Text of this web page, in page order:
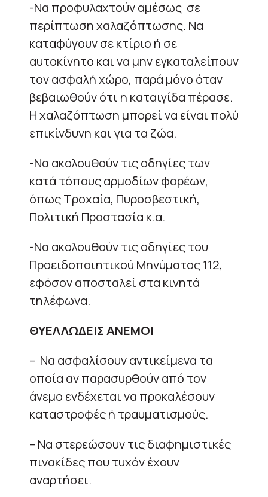
-Να προφυλαχτούν αμέσως σε
περίπτωση χαλαζόπτωσης. Να
καταφύγουν σε κτίριο ή σε
αυτοκίνητο και να μην εγκαταλείπουν
τον ασφαλή χώρο, παρά μόνο όταν
βεβαιωθούν ότι η καταιγίδα πέρασε.
Η χαλαζόπτωση μπορεί να είναι πολύ
επικίνδυνη και για τα ζώα.
-Να ακολουθούν τις οδηγίες των
κατά τόπους αρμοδίων φορέων,
όπως Τροχαία, Πυροσβεστική,
Πολιτική Προστασία κ.α.
-Να ακολουθούν τις οδηγίες του
Προειδοποιητικού Μηνύματος 112,
εφόσον αποσταλεί στα κινητά
τηλέφωνα.
ΘΥΕΛΛΩΔΕΙΣ ΑΝΕΜΟΙ
– Να ασφαλίσουν αντικείμενα τα
οποία αν παρασυρθούν από τον
άνεμο ενδέχεται να προκαλέσουν
καταστροφές ή τραυματισμούς.
– Να στερεώσουν τις διαφημιστικές
πινακίδες που τυχόν έχουν
αναρτήσει.